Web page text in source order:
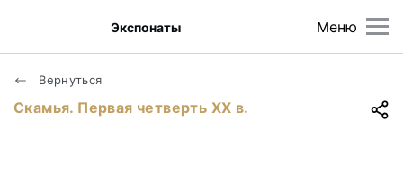
Меню
Экспонаты
Вернуться
Скамья. Первая четверть XX в.